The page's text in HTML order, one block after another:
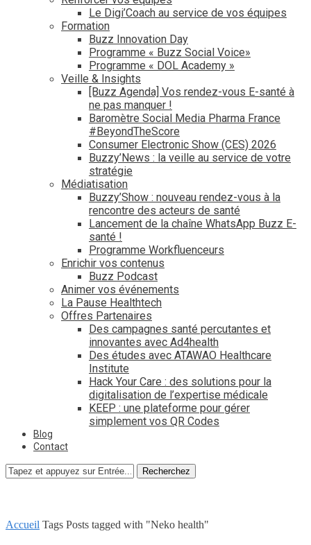
Le Digi’Coach au service de vos équipes
Formation
Buzz Innovation Day
Programme « Buzz Social Voice»
Programme « DOL Academy »
Veille & Insights
[Buzz Agenda] Vos rendez-vous E-santé à
ne pas manquer !
Baromètre Social Media Pharma France
#BeyondTheScore
Consumer Electronic Show (CES) 2026
Buzzy’News : la veille au service de votre
stratégie
Médiatisation
Buzzy’Show : nouveau rendez-vous à la
rencontre des acteurs de santé
Lancement de la chaîne WhatsApp Buzz E-
santé !
Programme Workfluenceurs
Enrichir vos contenus
Buzz Podcast
Animer vos événements
La Pause Healthtech
Offres Partenaires
Des campagnes santé percutantes et
innovantes avec Ad4health
Des études avec ATAWAO Healthcare
Institute
Hack Your Care : des solutions pour la
digitalisation de l’expertise médicale
KEEP : une plateforme pour gérer
simplement vos QR Codes
Blog
Contact
Recherchez
Accueil Tags Posts tagged with "Neko health"